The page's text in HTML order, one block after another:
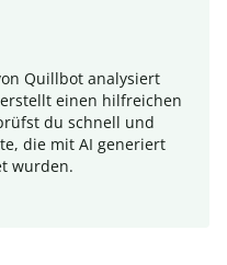
Quillbot analysiert
einen hilfreichen
du schnell und
die mit AI generiert
wurden.